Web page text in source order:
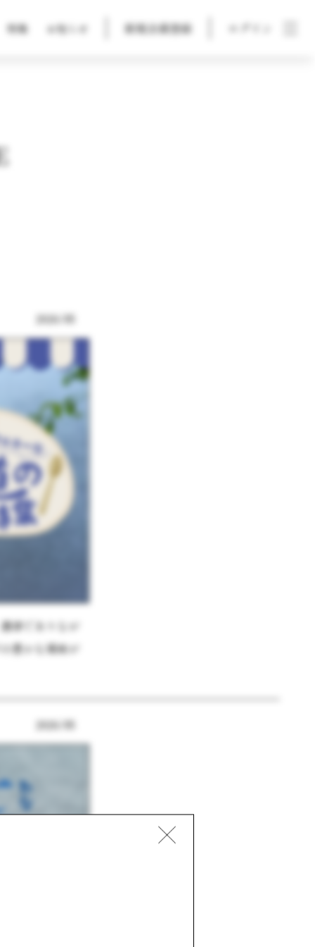
特集 お知らせ 新規会員登録 ログイン
2026/05
厚でありなが
豊かな風味が
2026/05